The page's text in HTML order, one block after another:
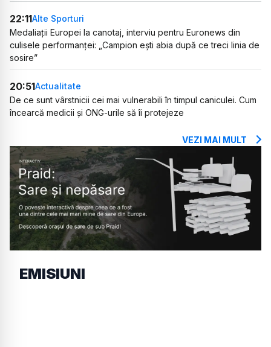
22:11Alte Sporturi
Medaliații Europei la canotaj, interviu pentru Euronews din
culisele performanței: „Campion ești abia după ce treci linia de
sosire”
20:51Actualitate
De ce sunt vârstnicii cei mai vulnerabili în timpul caniculei. Cum
încearcă medicii și ONG-urile să îi protejeze
VEZI MAI MULT
EMISIUNI